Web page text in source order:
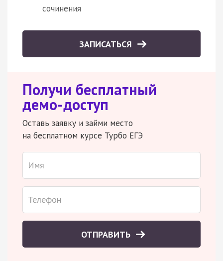
сочинения
ЗАПИСАТЬСЯ
Получи бесплатный
демо-доступ
Оставь заявку и займи место
на бесплатном курсе Турбо ЕГЭ
ОТПРАВИТЬ